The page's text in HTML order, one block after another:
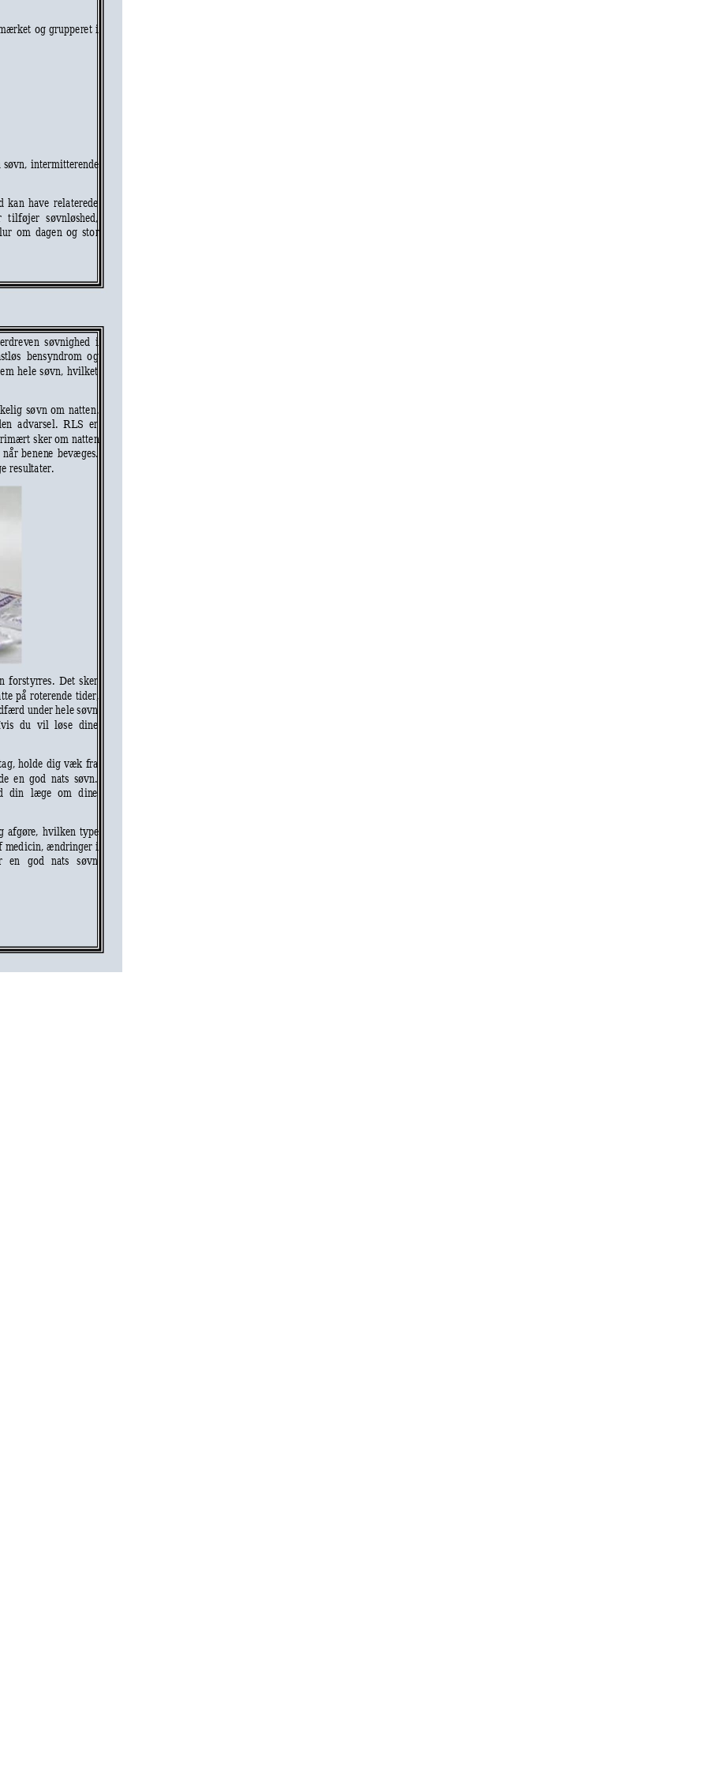
og grupperet i
søvn, intermitterende
kan have relaterede
tilføjer søvnløshed,
lur om dagen og stor
ven søvnighed i
bensyndr
om
  o
g
m hele søvn, hvilket
søvn om natten.
advarsel.  RLS  er
imært sker omnatten
når benene bevæges.
resultater.
forstyrres. Det sker
på roterende tider,
under hele søvn
du vil løse dine
holde dig væk fra
en god nats søvn.
din læge om dine
afgøre, hvilken type
medicin, ændringer i
en god nats søvn